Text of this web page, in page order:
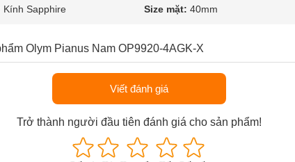
Kính Sapphire Size mặt: 40mm
Olym Pianus Nam OP9920-4AGK-X
Viết đánh giá
Trở thành người đầu tiên đánh giá cho sản phẩm!